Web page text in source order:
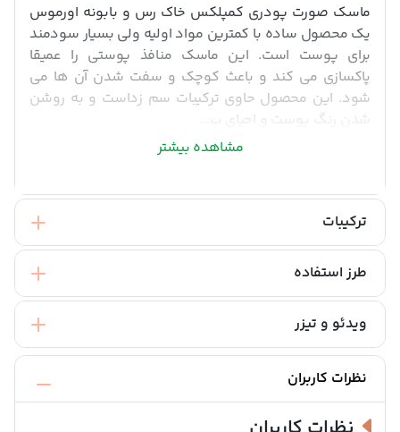
ماسک صورت پودری کمپلکس خاک رس و بابونه اورموس
یک محصول ساده با کمترین مواد اولیه ولی بسیار سودمند
برای پوست است. این ماسک منافذ پوستی را عمیقا
پاکسازی می کند و باعث کوچک و سفت شدن آن ها می
شود. این محصول حاوی ترکیبات سم زداست و به روشن
شدن رنگ پوست و احیای ب...
مشاهده بیشتر
ترکیبات
طرز استفاده
ویدئو و تیزر
نظرات کاربران